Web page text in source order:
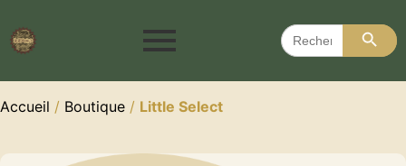
Search
for:
Search
Accueil / Boutique / Little Select